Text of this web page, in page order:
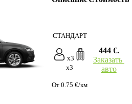
СТАНДАРТ
x3
x3
От 0.75 €/км
444 €.
Заказать
авто